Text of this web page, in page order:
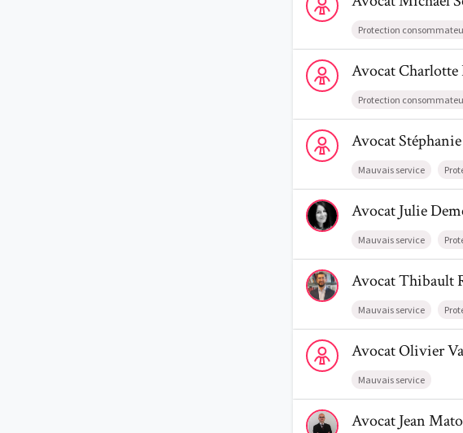
Protection
Voir le profil de
AvocatCharlotte
Protection
Voir le profil de
AvocatStéphanie
Mauvais service
Voir le profil de AvocatJulie
AvocatJulie
Mauvais service
Voir le profil de AvocatThibault
AvocatThibault
Mauvais service
Voir le profil de AvocatOlivier
AvocatOlivier
Mauvais service
Voir le profil de AvocatJean
AvocatJean